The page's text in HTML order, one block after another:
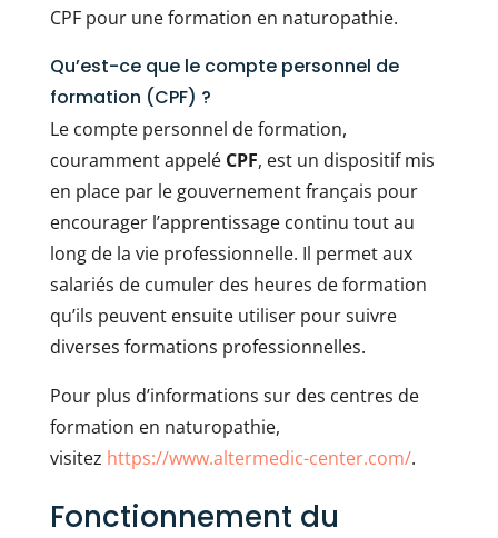
CPF pour une formation en naturopathie.
Qu’est-ce que le compte personnel de
formation (CPF) ?
Le compte personnel de formation,
couramment appelé CPF, est un dispositif mis
en place par le gouvernement français pour
encourager l’apprentissage continu tout au
long de la vie professionnelle. Il permet aux
salariés de cumuler des heures de formation
qu’ils peuvent ensuite utiliser pour suivre
diverses formations professionnelles.
Pour plus d’informations sur des centres de
formation en naturopathie,
visitez https://www.altermedic-center.com/.
Fonctionnement du